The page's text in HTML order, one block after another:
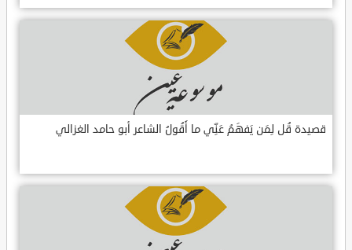
قصيدة قُل لِمَن يَفهَمُ عَنِّي ما أَقُولُ الشاعر أبو حامد الغزالي